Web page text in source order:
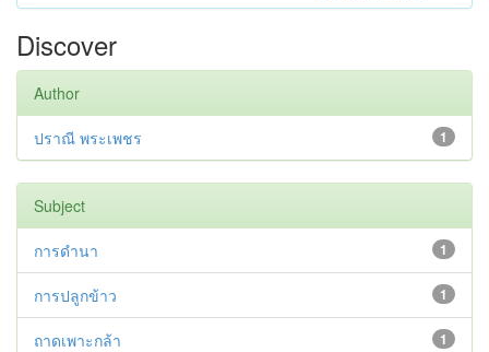
Discover
Author
1
ปราณี พระเพชร
Subject
1
การดำนา
1
การปลูกข้าว
1
ถาดเพาะกล้า